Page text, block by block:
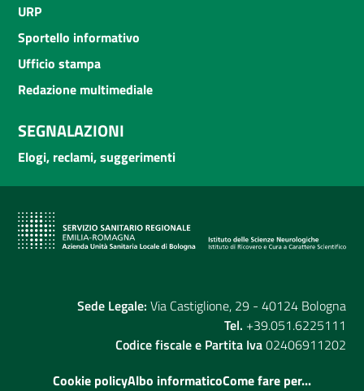
URP
Sportello informativo
Ufficio stampa
Redazione multimediale
SEGNALAZIONI
Elogi, reclami, suggerimenti
Sede Legale: Via Castiglione, 29 - 40124 Bologna
Tel. +39.051.6225111
Codice fiscale e Partita Iva02406911202
Cookie policyAlbo informaticoCome fare per...